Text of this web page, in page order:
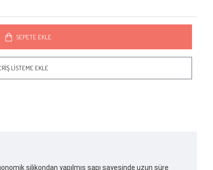
SEPETE EKLE
LISTEME EKLE
silikondan yapılmış sapı sayesinde uzun süre